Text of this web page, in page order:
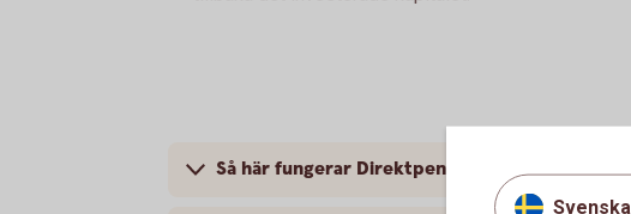
Så här fungerar Direktpension
Svenska